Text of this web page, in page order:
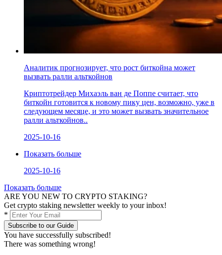
Аналитик прогнозирует, что рост биткойна может
вызвать ралли альткойнов
Криптотрейдер Михаэль ван де Поппе считает, что
биткойн готовится к новому пику цен, возможно, уже в
следующем месяце, и это может вызвать значительное
ралли альткойнов..
2025-10-16
Показать больше
2025-10-16
Показать больше
ARE YOU NEW TO CRYPTO STAKING?
Get crypto staking newsletter weekly to your inbox!
*
Subscribe to our Guide
You have successfully subscribed!
There was something wrong!